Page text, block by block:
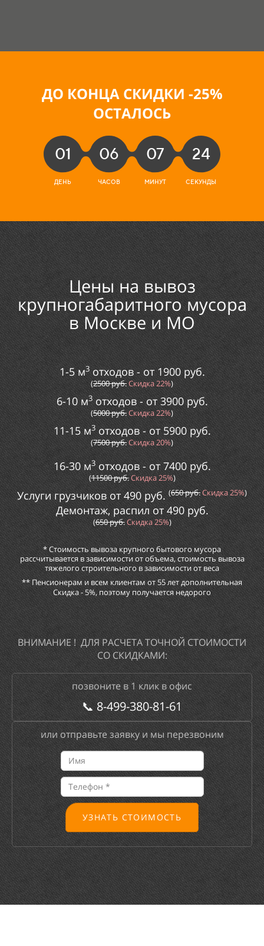
ДО КОНЦА СКИДКИ -25%
ОСТАЛОСЬ
01 06 07 22
ДЕНЬ ЧАСОВ МИНУТ СЕКУНДЫ
Цены на вывоз
крупногабаритного мусора
в Москве и МО
1-5 м3отходов - от 1900 руб.
(2500руб.Скидка22%)
6-10 м3 отходов- от 3900 руб.
(5000руб.Скидка22%)
11-15 м3 отходов- от5900 руб.
(7500руб.Скидка20%)
16-30 м3 отходов- от7400 руб.
(11500руб.Скидка25%)
Услуги грузчиков от 490 руб.(650руб.Скидка25%)
Демонтаж, распил от 490 руб.
(650руб.Скидка25%)
* Стоимость вывоза крупного бытового мусора
рассчитывается в зависимости от объема, стоимость вывоза
тяжелого строительного в зависимости от веса
** Пенсионерам и всем клиентам от 55 лет дополнительная
Скидка - 5%, поэтому получается недорого
ВНИМАНИЕ ! ДЛЯ РАСЧЕТА ТОЧНОЙ СТОИМОСТИ
СО СКИДКАМИ:
позвоните в 1 клик в офис
📞 8-499-380-81-61
или отправьте заявку и мы перезвоним
УЗНАТЬ СТОИМОСТЬ